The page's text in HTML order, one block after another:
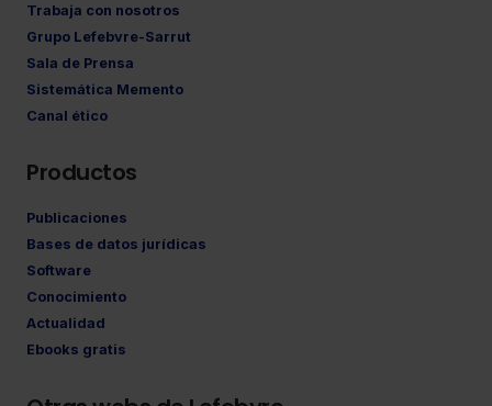
Trabaja con nosotros
Grupo Lefebvre-Sarrut
Sala de Prensa
Sistemática Memento
Canal ético
Productos
Publicaciones
Bases de datos jurídicas
Software
Conocimiento
Actualidad
Ebooks gratis